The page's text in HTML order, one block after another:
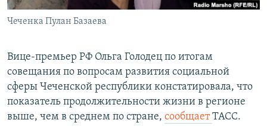
Все сайты РСЕ/РС
Чеченка Пулан Базаева
Вице-премьер РФ Ольга Голодец по итогам
совещания по вопросам развития социальной
сферы Чеченской республики констатировала, что
показатель продолжительности жизни в регионе
выше, чем в среднем по стране, сообщаетТАСС.